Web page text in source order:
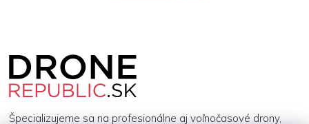
Špecializujeme sa na profesionálne aj voľnočasové drony,